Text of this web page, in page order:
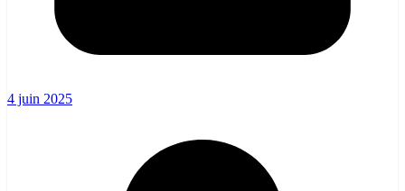
4 juin 2025